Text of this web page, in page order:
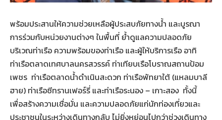
พร้อมประสานให้ความช่วยเหลือผู้ประสบภัยทางน้ำ และบูรณา
การร่วมกับหน่วยงานต่างๆ ในพื้นที่ ย้ำดูแลความปลอดภัย
บริเวณท่าเรือ ความพร้อมของท่าเรือ และผู้ให้บริการเรือ อาทิ
ท่าเรือตลาดเทศบาลนครสวรรค์ ท่าเทียบเรือโบราณสถานป้อม
เพชร ท่าเรือตลาดน้ำดำเนินสะดวก ท่าเรือพัทยาใต้ (แหลมบาลี
ฮาย) ท่าเรือซีทรานเฟอร์รี่ และท่าเรือระนอง – เกาะสอง ทั้งนี้
เพื่อสร้างความเชื่อมั่น และความปลอดภัยแก่นักท่องเที่ยวและ
ประชาชนในระหว่างเดินทางกลับ ไม่ยิ่งหย่อนไปกว่าช่วงเดินทาง